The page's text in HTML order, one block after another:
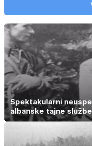
Spektakularni
albanske tajne službe